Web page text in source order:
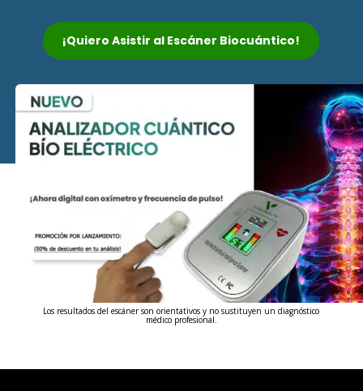
¡Quiero Asistir al Escáner Biocuántico!
Los resultados del escáner son orientativos y no sustituyen un diagnóstico
médico profesional.